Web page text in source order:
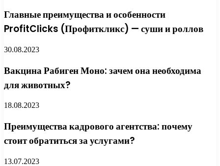
Главные преимущества и особенности
ProfitClicks (Профиткликс) — суши и роллов
30.08.2023
Вакцина Рабиген Моно: зачем она необходима
для животных?
18.08.2023
Преимущества кадрового агентства: почему
стоит обратиться за услугами?
13.07.2023